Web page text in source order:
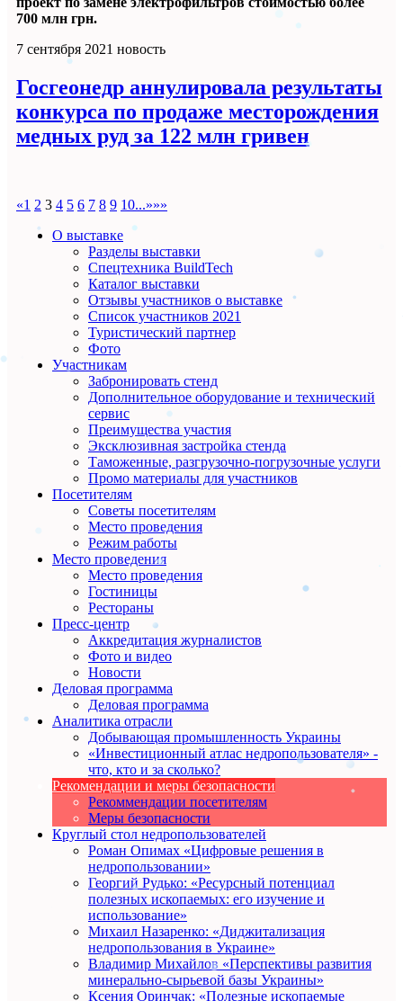
700 млн грн.
7 сентября 2021 новость
Госгеонедр аннулировала результаты
конкурса по продаже месторождения
медных руд за 122 млн гривен
«1 2 3 4 5 6 7 8 9 10...»»»
О выставке
Разделы выставки
Спецтехника BuildTech
Каталог выставки
Отзывы участников о выставке
Список участников 2021
Туристический партнер
Фото
Участникам
Забронировать стенд
Дополнительное оборудование и технический
сервис
Преимущества участия
Эксклюзивная застройка стенда
Таможенные, разгрузочно-погрузочные услуги
Промо материалы для участников
Посетителям
Советы посетителям
Место проведения
Режим работы
Место проведения
Место проведения
Гостиницы
Рестораны
Пресс-центр
Аккредитация журналистов
Фото и видео
Новости
Деловая программа
Деловая программа
Аналитика отрасли
Добывающая промышленность Украины
«Инвестиционный атлас недропользователя» -
что, кто и за сколько?
Рекомендации и меры безопасности
Рекоммендации посетителям
Меры безопасности
Круглый стол недропользователей
Роман Опимах «Цифровые решения в
недропользовании»
Георгий Рудько: «Ресурсный потенциал
полезных ископаемых: его изучение и
использование»
Михаил Назаренко: «Диджитализация
недропользования в Украине»
Владимир Михайлов «Перспективы развития
минерально-сырьевой базы Украины»
Ксения Оринчак: «Полезные ископаемые